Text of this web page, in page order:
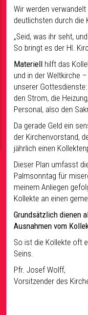
Wir werden
deutlichsten durch die
„Seid, was ihr seht,
So bringt es der Hl.
Materiell hilft das
und in der Weltkirche
unserer
den Strom, die
Personal, also den
Da gerade Geld ein
der Kirchenvorstand,
jährlich einen
Dieser Plan umfasst
Palmsonntag für
meinem Anliegen
Kollekte an einen
Grundsätzlich dienen
Ausnahmen vom
So ist die Kollekte oft
Seins.
Pfr. Josef Wolff,
Vorsitzender des